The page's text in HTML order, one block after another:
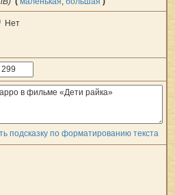
Нет
подсказку по форматированию текста